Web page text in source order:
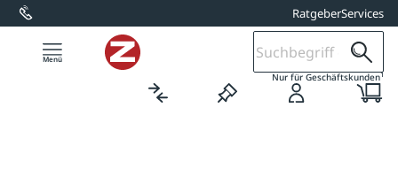
springen RatgeberServices
Nur für Geschäftskunden1